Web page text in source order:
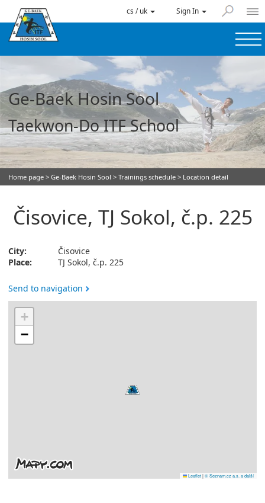
cs / uk Sign In
Ge-Baek Hosin Sool
Taekwon-Do ITF School
Home page > Ge-Baek Hosin Sool > Trainings schedule > Location detail
Čisovice, TJ Sokol, č.p. 225
City:
Čisovice
Place:
TJ Sokol, č.p. 225
Send to navigation
+
−
Leaflet|© Seznam.cz a.s. a další